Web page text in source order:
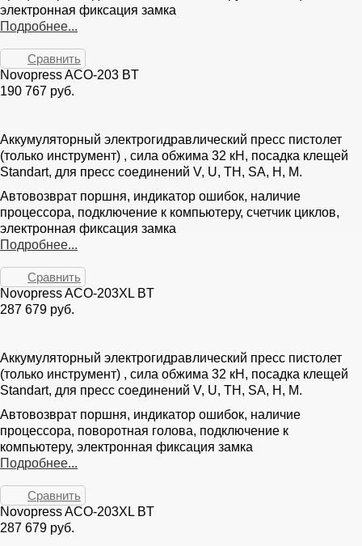
электронная фиксация замка
Подробнее...
Сравнить
Novopress ACO-203 BT
190 767 руб.
Аккумуляторный электрогидравлический пресс пистолет
(только инструмент) , сила обжима 32 кН, посадка клещей
Standart, для пресс соединений V, U, TH, SA, H, M.
Автовозврат поршня, индикатор ошибок, наличие
процессора, подключение к компьютеру, счетчик циклов,
электронная фиксация замка
Подробнее...
Сравнить
Novopress ACO-203XL BT
287 679 руб.
Аккумуляторный электрогидравлический пресс пистолет
(только инструмент) , сила обжима 32 кН, посадка клещей
Standart, для пресс соединений V, U, TH, SA, H, M.
Автовозврат поршня, индикатор ошибок, наличие
процессора, поворотная голова, подключение к
компьютеру, электронная фиксация замка
Подробнее...
Сравнить
Novopress ACO-203XL BT
287 679 руб.